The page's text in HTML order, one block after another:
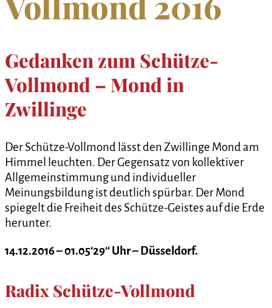
Gedanken zum Schütze-
Vollmond – Mond in
Zwillinge
Der Schütze-Vollmond lässt den Zwillinge Mond am
Himmel leuchten. Der Gegensatz von kollektiver
Allgemeinstimmung und individueller
Meinungsbildung ist deutlich spürbar. Der Mond
spiegelt die Freiheit des Schütze-Geistes auf die Erde
herunter.
14.12.2016 – 01.05‘29‘‘ Uhr – Düsseldorf.
Radix Schütze-Vollmond